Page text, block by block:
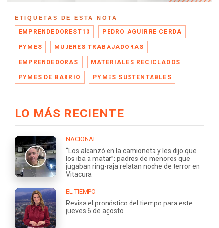
ETIQUETAS DE ESTA NOTA
EMPRENDEDOREST13 PEDRO AGUIRRE CERDA
PYMES MUJERES TRABAJADORAS
EMPRENDEDORAS MATERIALES RECICLADOS
PYMES DE BARRIO PYMES SUSTENTABLES
LO MÁS RECIENTE
NACIONAL
“Los alcanzó en la camioneta y les dijo que
los iba a matar”: padres de menores que
jugaban ring-raja relatan noche de terror en
Vitacura
EL TIEMPO
Revisa el pronóstico del tiempo para este
jueves 6 de agosto